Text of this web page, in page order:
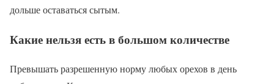
дольше оставаться сытым.
Какие нельзя есть в большом количестве
Превышать разрешенную норму любых орехов в день